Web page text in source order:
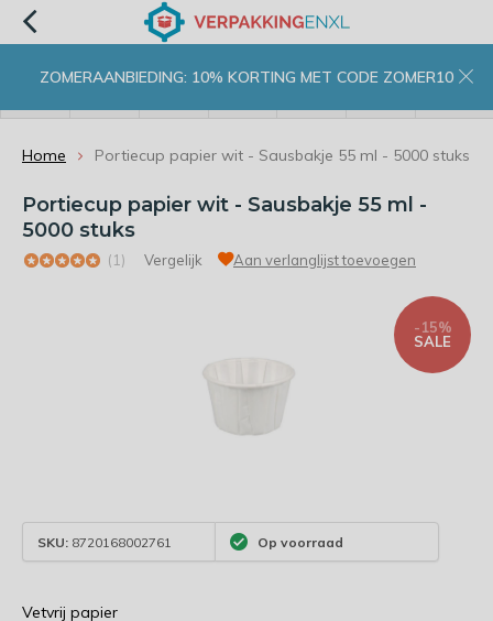
ZOMERAANBIEDING: 10% KORTING MET CODE ZOMER10
Home Portiecup papier wit - Sausbakje 55 ml - 5000 stuks
Portiecup papier wit - Sausbakje 55 ml -
5000 stuks
(1) Vergelijk Aan verlanglijst toevoegen
-15%
SALE
SKU: 8720168002761 Op voorraad
Vetvrij papier